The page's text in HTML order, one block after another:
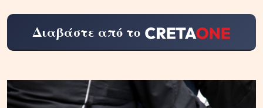
Διαβάστε από το